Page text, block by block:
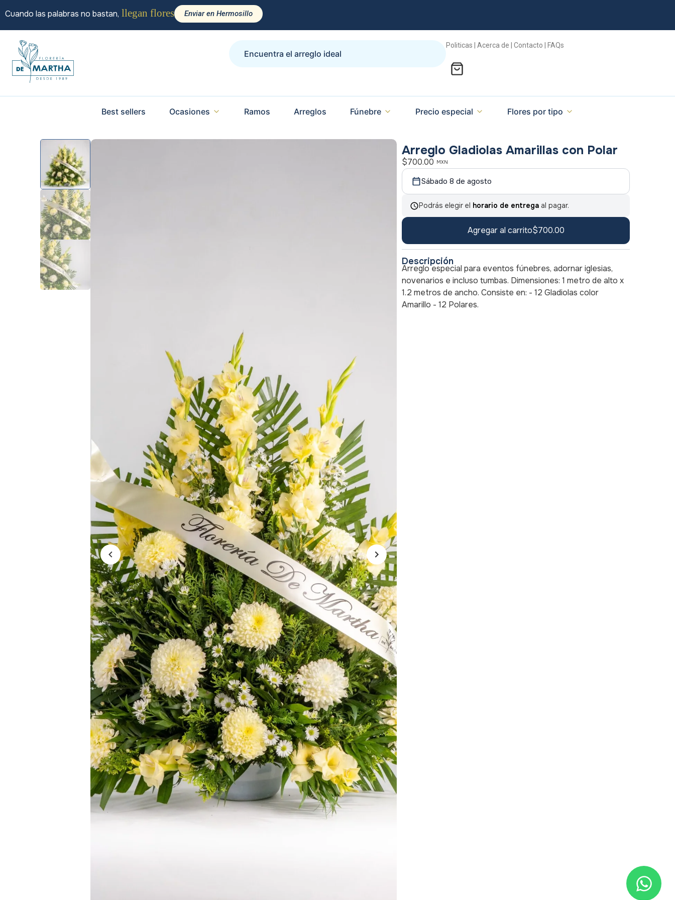
Cuando las palabras no bastan, llegan flores Enviar en Hermosillo
Politicas | Acerca de | Contacto | FAQs
Best sellers Ocasiones Ramos Arreglos Fúnebre Precio especial Flores por tipo
Arreglo Gladiolas Amarillas con Polar
$700.00 MXN
Sábado 8 de agosto
Podrás elegir el horario de entrega al pagar.
Agregar al carrito$700.00
Descripción
Arreglo especial para eventos fúnebres, adornar iglesias,
novenarios e incluso tumbas. Dimensiones: 1 metro de alto x
1.2 metros de ancho. Consiste en: - 12 Gladiolas color
Amarillo - 12 Polares.